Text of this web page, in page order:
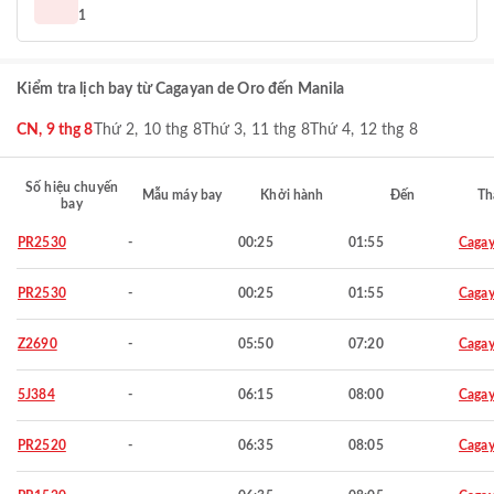
1
Kiểm tra lịch bay từ Cagayan de Oro đến Manila
CN, 9 thg 8 Thứ 2, 10 thg 8Thứ 3, 11 thg 8Thứ 4, 12 thg 8
Số hiệu chuyến
bay
Mẫu máy bay Khởi hành Đến
PR2530 - 00:25 01:55
PR2530 - 00:25 01:55
Z2690 - 05:50 07:20
5J384 - 06:15 08:00
PR2520 - 06:35 08:05